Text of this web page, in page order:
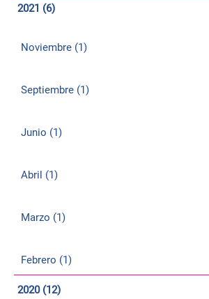
2021 (6)
Noviembre (1)
Septiembre (1)
Junio (1)
Abril (1)
Marzo (1)
Febrero (1)
2020 (12)